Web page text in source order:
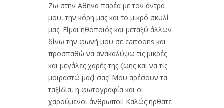
Ζω στην Αθήνα παρέα με τον άντρα
μου, την κόρη μας και το μικρό σκυλί
μας. Είμαι ηθοποιός και μεταξύ άλλων
δίνω την φωνή μου σε cartoons και
προσπαθώ να ανακαλύψω τις μικρές
και μεγάλες χαρές της ζωής και να τις
μοιραστώ μαζί σας! Μου αρέσουν τα
ταξίδια, η φωτογραφία και οι
χαρούμενοι άνθρωποι! Καλώς ήρθατε